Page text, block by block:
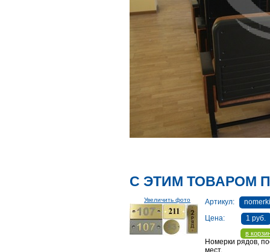
С ЭТИМ ТОВАРОМ
Увеличить фото Артикул:
Цена:
1 руб.
в
Номерки рядов,
мест.